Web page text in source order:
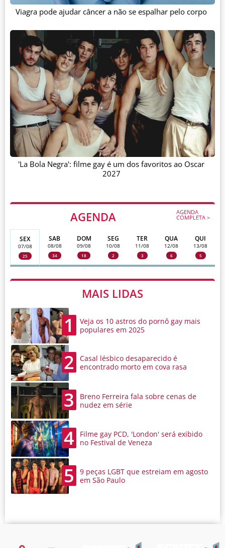
AGENDA AGENDA
COMPLETA >
SEX
07/08
25
SAB
08/08
34
DOM
09/08
18
SEG
10/08
2
TER
11/08
3
QUA
12/08
6
QUI
13/08
5
MAIS LIDAS
1
Veja os 10 astros do pornô gay mais
populares em 2025
2
Casal lésbico desaparecido é
encontrado morto em cova rasa
3
Breno Ferreira fala sobre cenas de
nudez em série
4
Filme gay PCD, 'London' será exibido
no Festival de Veneza
5
9 peças LGBT que estreiam em agosto
em São Paulo
Viagra pode ajudar câncer a não se espalhar pelo corpo
'La Bola Negra': filme gay é um dos favoritos ao Oscar
2027